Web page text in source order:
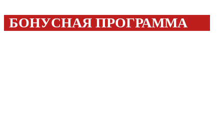
БОНУСНАЯ ПРОГРАММА